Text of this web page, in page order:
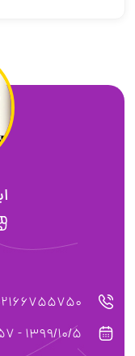
1399/10/5 - 23:57